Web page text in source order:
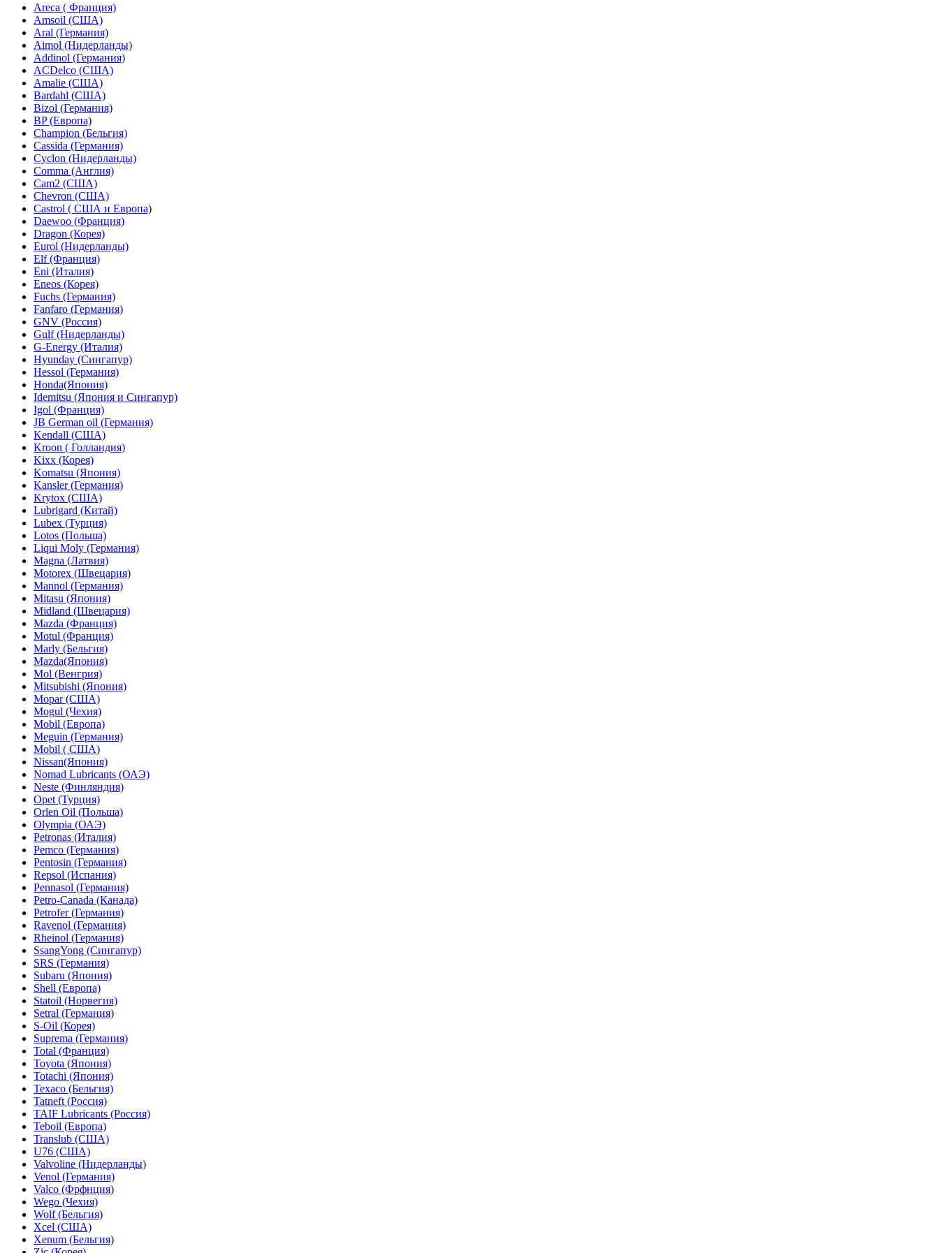
Areca ( Франция)
Amsoil (США)
Aral (Германия)
Aimol (Нидерланды)
Addinol (Германия)
ACDelco (США)
Amalie (CША)
Bardahl (США)
Bizol (Германия)
BP (Eвропа)
Champion (Бельгия)
Cassida (Германия)
Cyclon (Нидерланды)
Comma (Англия)
Cam2 (США)
Chevron (США)
Castrol ( США и Европа)
Daewoo (Франция)
Dragon (Корея)
Eurol (Нидерланды)
Elf (Франция)
Eni (Италия)
Eneos (Корея)
Fuchs (Германия)
Fanfaro (Германия)
GNV (Россия)
Gulf (Нидерланды)
G-Energy (Италия)
Hyunday (Сингапур)
Hessol (Германия)
Honda(Япония)
Idemitsu (Япония и Сингапур)
Igol (Франция)
JB German oil (Германия)
Kendall (США)
Kroon ( Голландия)
Kixx (Корея)
Komatsu (Япония)
Kansler (Германия)
Krytox (США)
Lubrigard (Китай)
Lubex (Турция)
Lotos (Польша)
Liqui Moly (Германия)
Magna (Латвия)
Motorex (Швецария)
Mannol (Германия)
Mitasu (Япония)
Midland (Швецария)
Mazda (Франция)
Motul (Франция)
Marly (Бельгия)
Mazda(Япония)
Mol (Венгрия)
Mitsubishi (Япония)
Mopar (США)
Mogul (Чехия)
Mobil (Европа)
Meguin (Германия)
Mobil ( CША)
Nissan(Япония)
Nomad Lubricants (ОАЭ)
Neste (Финляндия)
Opet (Турция)
Orlen Oil (Польша)
Olympia (ОАЭ)
Petronas (Италия)
Pemco (Германия)
Pentosin (Германия)
Repsol (Испания)
Pennasol (Германия)
Petro-Canada (Канада)
Petrofer (Германия)
Ravenol (Германия)
Rheinol (Германия)
SsangYong (Сингапур)
SRS (Германия)
Subaru (Япония)
Shell (Европа)
Statoil (Норвегия)
Setral (Германия)
S-Oil (Корея)
Suprema (Германия)
Total (Франция)
Toyota (Япония)
Totachi (Япония)
Texaco (Бельгия)
Tatneft (Россия)
TAIF Lubricants (Россия)
Teboil (Европа)
Translub (США)
U76 (США)
Valvoline (Нидерланды)
Venol (Германия)
Valco (Фрфнция)
Wego (Чехия)
Wolf (Бельгия)
Xcel (США)
Xenum (Бельгия)